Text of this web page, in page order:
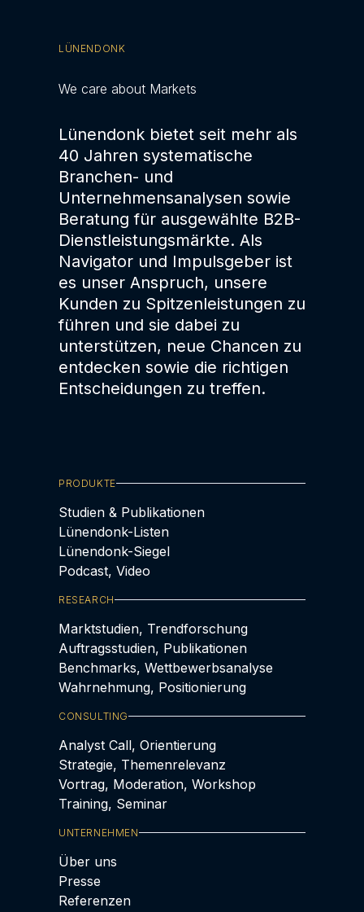
LÜNENDONK
We care about Markets
Lünendonk bietet seit mehr als
40 Jahren systematische
Branchen- und
Unternehmensanalysen sowie
Beratung für ausgewählte B2B-
Dienstleistungsmärkte. Als
Navigator und Impulsgeber ist
es unser Anspruch, unsere
Kunden zu Spitzenleistungen zu
führen und sie dabei zu
unterstützen, neue Chancen zu
entdecken sowie die richtigen
Entscheidungen zu treffen.
PRODUKTE
Studien & Publikationen
Lünendonk-Listen
Lünendonk-Siegel
Podcast, Video
RESEARCH
Marktstudien, Trendforschung
Auftragsstudien, Publikationen
Benchmarks, Wettbewerbsanalyse
Wahrnehmung, Positionierung
CONSULTING
Analyst Call, Orientierung
Strategie, Themenrelevanz
Vortrag, Moderation, Workshop
Training, Seminar
UNTERNEHMEN
Über uns
Presse
Referenzen